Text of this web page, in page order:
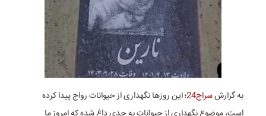
به گزارشسراج24
؛ این روزها نگهداری از حیوانات رواج پیدا کرده